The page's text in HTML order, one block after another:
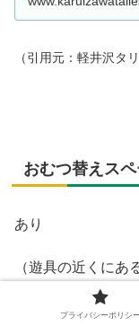
（引用元：軽井沢タ
おむつ替えス
あり
（遊具の近くにあ
プライバシーポリシ